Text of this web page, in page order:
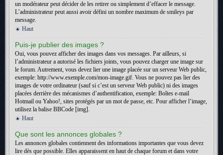
un modérateur peut décider de les retirer ou simplement d’effacer le message.
L’administrateur peut aussi avoir défini un nombre maximum de smileys par
message.
Haut
Puis-je publier des images ?
Oui, vous pouvez afficher des images dans vos messages. Par ailleurs, si
l’administrateur a autorisé les fichiers joints, vous pouvez charger une image sur
le forum. Autrement, vous devez lier une image placée sur un serveur Web public,
exemple: http://www.exemple.com/mon-image.gif. Vous ne pouvez pas lier des
images de votre ordinateur (sauf si c’est un serveur Web public) ni des images
placées derrière des mécanismes d’authentification, exemple: Boîtes e-mail
Hotmail ou Yahoo!, sites protégés par un mot de passe, etc. Pour afficher l’image,
utilisez la balise BBCode [img].
Haut
Que sont les annonces globales ?
Les annonces globales contiennent des informations importantes que vous devez
lire dès que possible. Elles apparaissent en haut de chaque forum et dans votre